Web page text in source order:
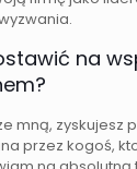
na
mną, zyskujesz
przez kogoś,